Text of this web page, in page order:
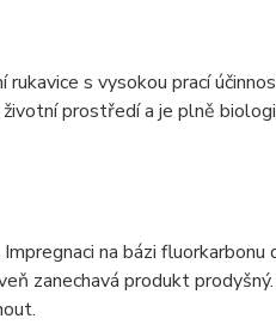
s vysokou prací
prostředí a je plně
na bázi
zanechavá produkt